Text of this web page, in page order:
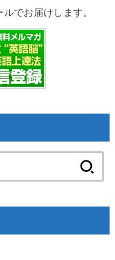
でお届けします。